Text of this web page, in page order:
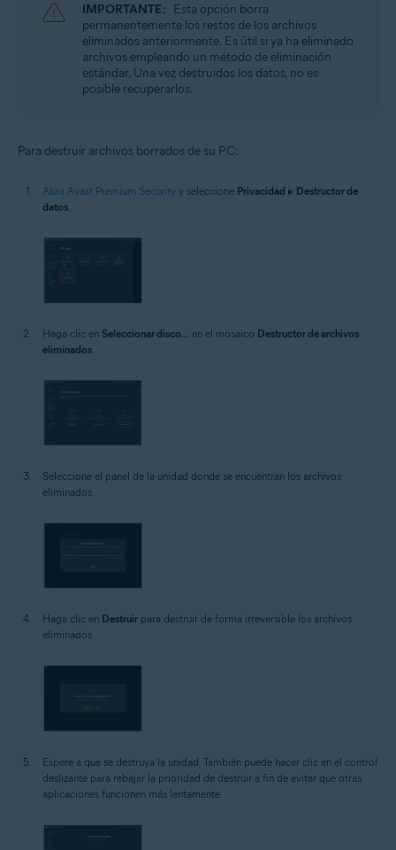
IMPORTANTE: Esta opción borra
permanentemente los restos de los archivos
eliminados anteriormente. Es útil si ya ha eliminado
archivos empleando un método de eliminación
estándar. Una vez destruidos los datos, no es
posible recuperarlos.
Para destruir archivos borrados de su PC:
Abra Avast Premium Security y seleccione Privacidad ▸ Destructor de
datos
Haga clic en Seleccionar disco... en el mosaico Destructor de archivos
eliminados
Seleccione el panel de la unidad donde se encuentran los archivos
eliminados.
Haga clic en Destruir para destruir de forma irreversible los archivos
eliminados.
Espere a que se destruya la unidad. También puede hacer clic en el control
deslizante para rebajar la prioridad de destruir a fin de evitar que otras
aplicaciones funcionen más lentamente.